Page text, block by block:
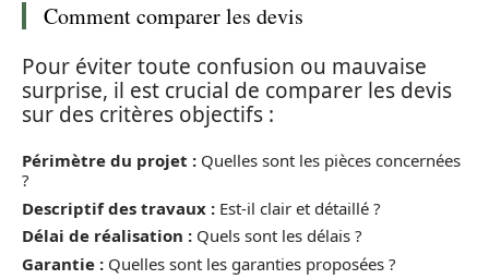
Comment comparer les devis
Pour éviter toute confusion ou mauvaise
surprise, il est crucial de comparer les devis
sur des critères objectifs :
Périmètre du projet : Quelles sont les pièces concernées
?
Descriptif des travaux : Est-il clair et détaillé ?
Délai de réalisation : Quels sont les délais ?
Garantie : Quelles sont les garanties proposées ?